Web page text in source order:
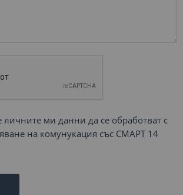
личните ми данни да се обработват с
на комунукация със СМАРТ 14